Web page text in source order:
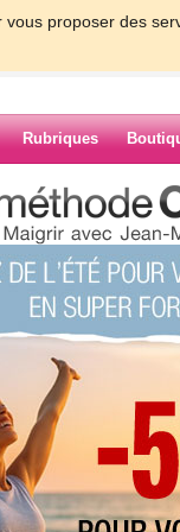
proposer des
Rubriques
du